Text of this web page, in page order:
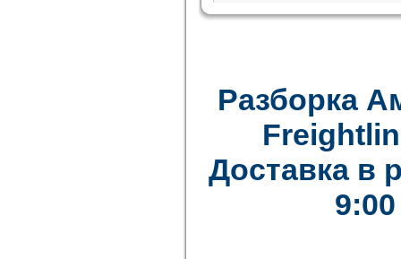
Разборка
Доставка в